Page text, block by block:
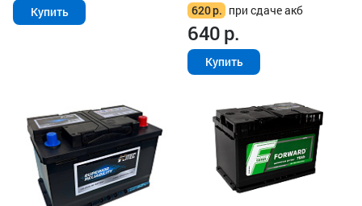
Купить
620р. при сдаче акб
640р.
Купить